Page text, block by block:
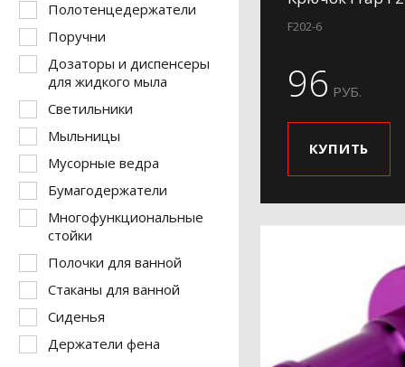
Полотенцедержатели
Поручни
Дозаторы и диспенсеры
для жидкого мыла
Светильники
Мыльницы
Мусорные ведра
Бумагодержатели
Многофункциональные
стойки
Полочки для ванной
Стаканы для ванной
Сиденья
Держатели фена
F202-6
96 РУБ.
КУПИТЬ